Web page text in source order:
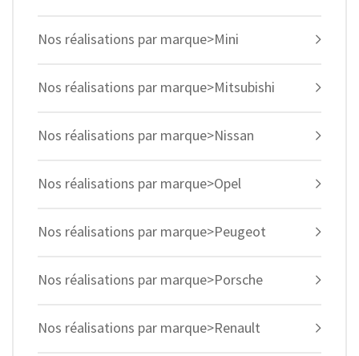
Nos réalisations par marque>Mini
Nos réalisations par marque>Mitsubishi
Nos réalisations par marque>Nissan
Nos réalisations par marque>Opel
Nos réalisations par marque>Peugeot
Nos réalisations par marque>Porsche
Nos réalisations par marque>Renault